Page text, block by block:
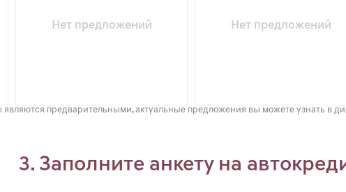
Нет предложений Нет предложений
являются предварительными, актуальные предложения вы можете узнать в
3. Заполните анкету на